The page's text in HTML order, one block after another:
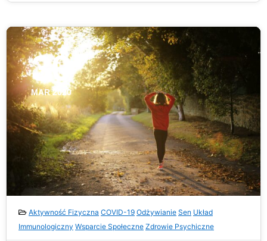
30
MAR 2020
Aktywność Fizyczna COVID-19 Odżywianie Sen Układ
Immunologiczny Wsparcie Społeczne Zdrowie Psychiczne